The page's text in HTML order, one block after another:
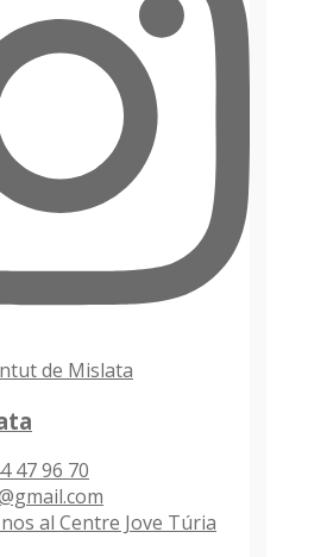
47 96 70
al Centre Jove Túria